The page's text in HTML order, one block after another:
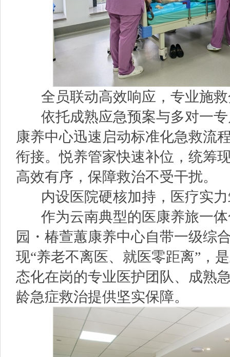
全员联动高效响应，专业施救
依托成熟应急预案与多对一专
康养中心迅速启动标准化急救流
衔接。悦养管家快速补位，统筹
高效有序，保障救治不受干扰。
内设医院硬核加持，医疗实力
作为云南典型的医康养旅一体
园・椿萱蕙康养中心自带一级综
现“养老不离医、就医零距离”，
态化在岗的专业医护团队、成熟
龄急症救治提供坚实保障。